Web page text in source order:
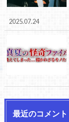
2025.07.24
最近のコメント